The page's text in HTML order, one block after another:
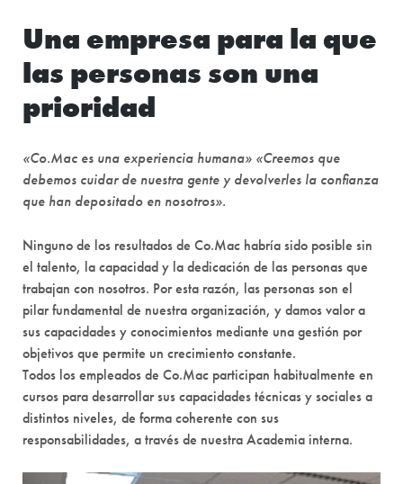
Una empresa para la que
las personas son una
prioridad
«Co.Mac es una experiencia humana» «Creemos que
debemos cuidar de nuestra gente y devolverles la confianza
que han depositado en nosotros».
Ninguno de los resultados de Co.Mac habría sido posible sin
el talento, la capacidad y la dedicación de las personas que
trabajan con nosotros. Por esta razón, las personas son el
pilar fundamental de nuestra organización, y damos valor a
sus capacidades y conocimientos mediante una gestión por
objetivos que permite un crecimiento constante.
Todos los empleados de Co.Mac participan habitualmente en
cursos para desarrollar sus capacidades técnicas y sociales a
distintos niveles, de forma coherente con sus
responsabilidades, a través de nuestra Academia interna.